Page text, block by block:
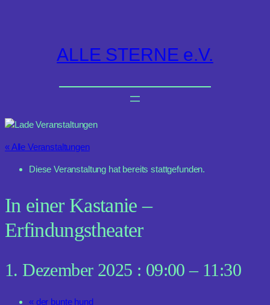
ALLE STERNE e.V.
« Alle Veranstaltungen
Diese Veranstaltung hat bereits stattgefunden.
In einer Kastanie –
Erfindungstheater
1. Dezember 2025 : 09:00 – 11:30
«der bunte hund